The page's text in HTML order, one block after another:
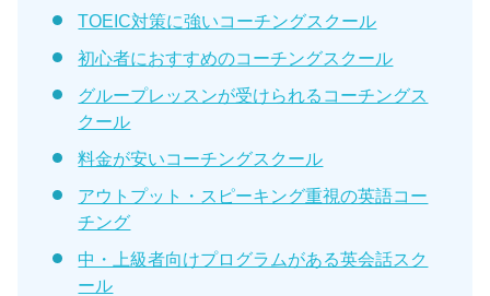
TOEIC対策に強いコーチングスクール
初心者におすすめのコーチングスクール
グループレッスンが受けられるコーチングス
クール
料金が安いコーチングスクール
アウトプット・スピーキング重視の英語コー
チング
中・上級者向けプログラムがある英会話スク
ール